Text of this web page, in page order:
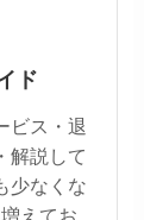
ド
ビス・退
解説して
少なくな
えてお